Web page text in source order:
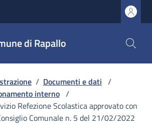
di Rapallo
/ Documenti e dati /
interno /
Refezione Scolastica approvato con
Comunale n. 5 del 21/02/2022